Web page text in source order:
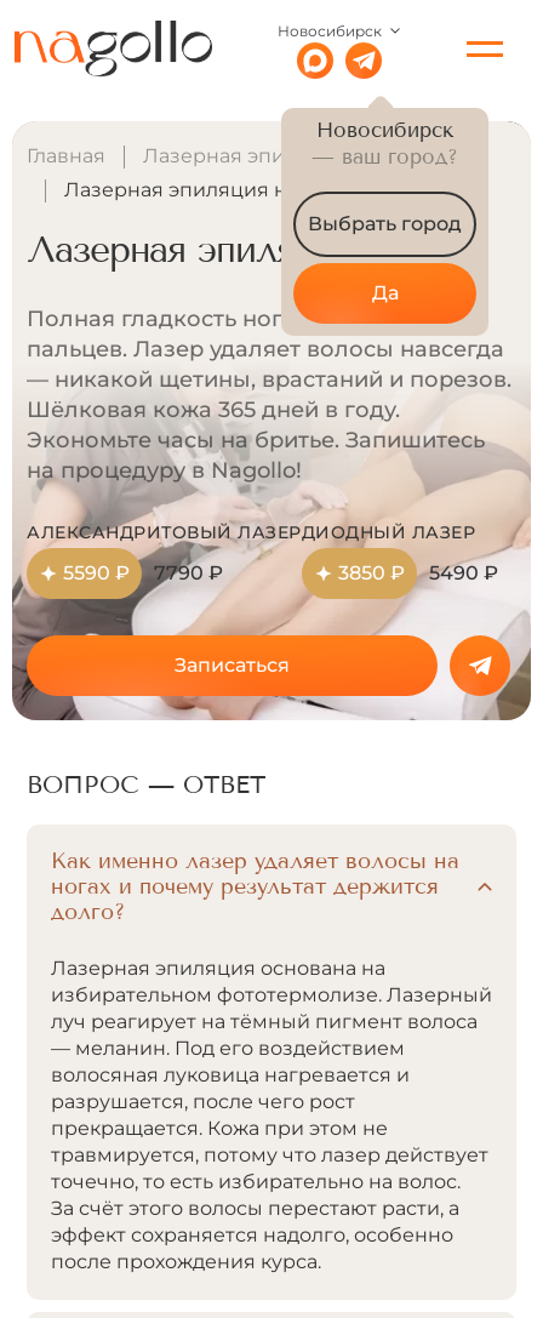
Новосибирск
Новосибирск
— ваш город?
Выбрать город
Да
Главная
Лазерная эпиляция для женщин
Лазерная эпиляция ног
Лазерная эпиляция ног
Полная гладкость ног от бёдер до
пальцев. Лазер удаляет волосы навсегда
— никакой щетины, врастаний и порезов.
Шёлковая кожа 365 дней в году.
Экономьте часы на бритье. Запишитесь
на процедуру в Nagollo!
АЛЕКСАНДРИТОВЫЙ ЛАЗЕР
5590 ₽ 7790 ₽
ДИОДНЫЙ ЛАЗЕР
3850 ₽ 5490 ₽
Записаться
ВОПРОС — ОТВЕТ
Как именно лазер удаляет волосы на
ногах и почему результат держится
долго?
Лазерная эпиляция основана на
избирательном фототермолизе. Лазерный
луч реагирует на тёмный пигмент волоса
— меланин. Под его воздействием
волосяная луковица нагревается и
разрушается, после чего рост
прекращается. Кожа при этом не
травмируется, потому что лазер действует
точечно, то есть избирательно на волос.
За счёт этого волосы перестают расти, а
эффект сохраняется надолго, особенно
после прохождения курса.